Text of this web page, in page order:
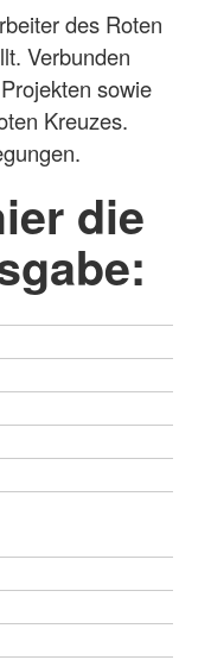
des Roten
Verbunden
sowie
Kreuzes.
die